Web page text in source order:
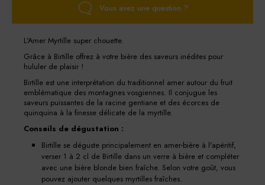
L'Amer Myrtille super chouette.
Grâce à Birtille offrez à votre bière des saveurs inédites pour
hululer de plaisir !
Birtille est une interprétation du traditionnel amer autour du fruit
emblématique des montagnes vosgiennes. Il conjugue les
saveurs puissantes de la racine gentiane et des écorces de
quinquina à la finesse délicate de la myrtille.
Conseils de dégustation :
Birtille se déguste principalement en amer-bière à l'apéritif,
verser 1 à 2 cl de Birtille dans un verre à bière et compléter
avec une bière blonde bien fraîche. Selon votre goût, vous
pouvez ajouter quelques myrtilles fraîches.
Vous avez une question ?